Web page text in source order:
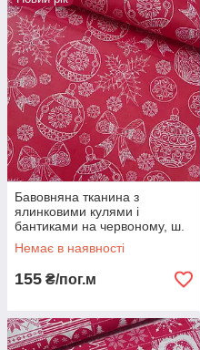
Бавовняна тканина з
ялинковими кулями і
бантиками на червоному, ш.
160 см
Немає в наявності
155 ₴/пог.м